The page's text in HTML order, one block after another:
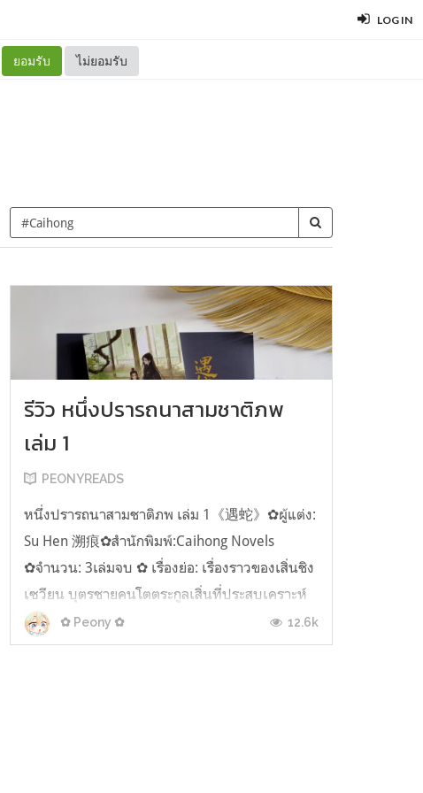
LOG IN
ยอมรับ ไม่ยอมรับ
รีวิว หนึ่งปรารถนาสามชาติภพ
เล่ม 1
PEONYREADS
หนึ่งปรารถนาสามชาติภพ เล่ม 1《遇蛇》✿ผู้แต่ง:
Su Hen 溯痕✿สำนักพิมพ์:Caihong Novels
✿จำนวน: 3เล่มจบ ✿ เรื่องย่อ: เรื่องราวของเสิ่นชิง
เซวียน บุตรชายคนโตตระกูลเสิ่นที่ประสบเคราะห์
ร้ายในวัยเยาว์จนกลายเป็นใบ้และไม่อาจเดินเหิน
ได้อย่างคนปกติ กระทั่งยามบ่ายวันหนึ่งเขาบังเอิญ
✿ Peony ✿ 12.6k